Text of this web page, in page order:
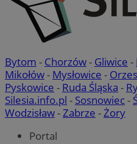
Bytom - Chorzów- Gliwice -
Mikołów- Mysłowice -
Pyskowice - Ruda Śląska -
Silesia.info.pl - Sosnowiec-
Wodzisław-Zabrze -Żory
Portal